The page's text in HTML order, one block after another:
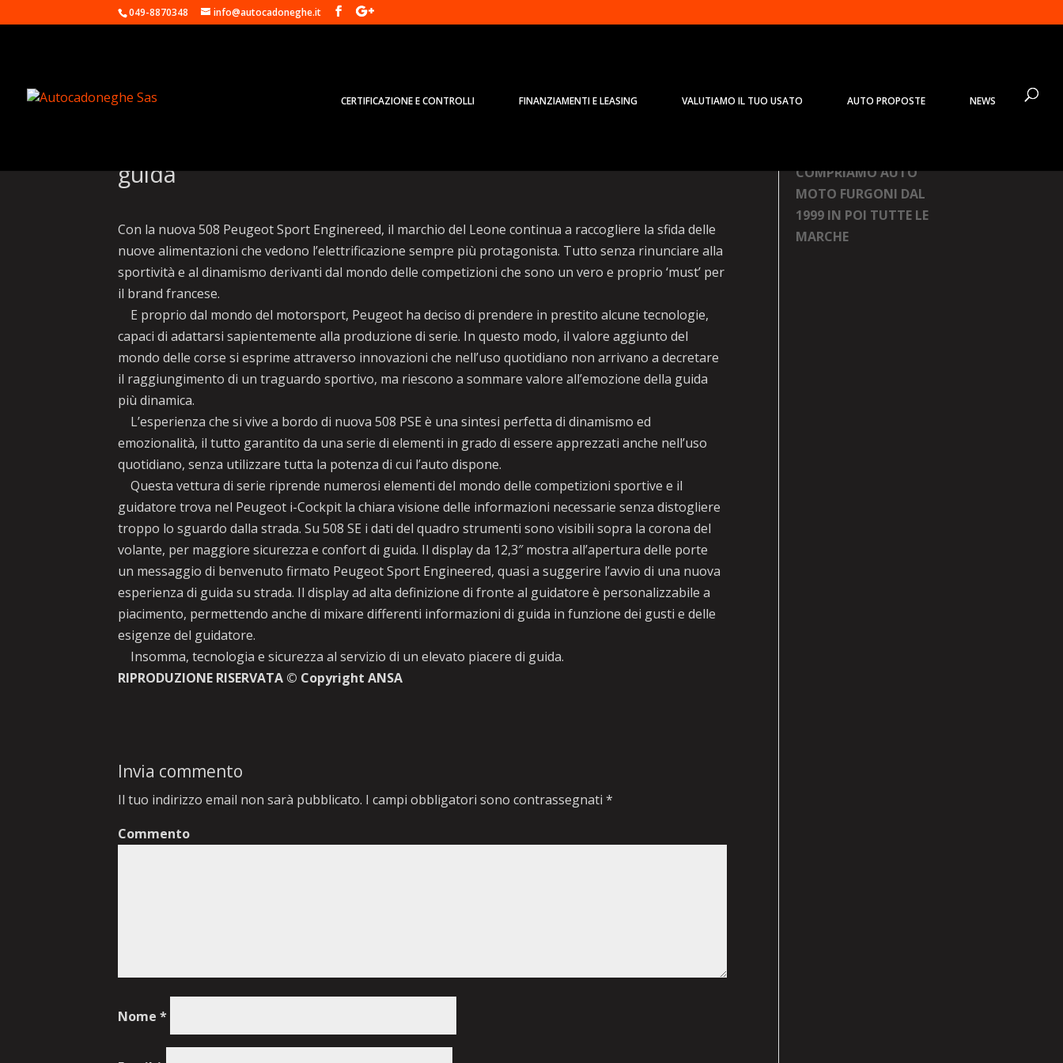
049-8870348 info@autocadoneghe.it
CERTIFICAZIONE E CONTROLLI FINANZIAMENTI E LEASING VALUTIAMO IL TUO USATO AUTO PROPOSTE NEWS
guida
Con la nuova 508 Peugeot Sport Enginereed, il marchio del Leone continua a raccogliere la sfida delle
nuove alimentazioni che vedono l’elettrificazione sempre più protagonista. Tutto senza rinunciare alla
sportività e al dinamismo derivanti dal mondo delle competizioni che sono un vero e proprio ‘must’ per
il brand francese.
E proprio dal mondo del motorsport, Peugeot ha deciso di prendere in prestito alcune tecnologie,
capaci di adattarsi sapientemente alla produzione di serie. In questo modo, il valore aggiunto del
mondo delle corse si esprime attraverso innovazioni che nell’uso quotidiano non arrivano a decretare
il raggiungimento di un traguardo sportivo, ma riescono a sommare valore all’emozione della guida
più dinamica.
L’esperienza che si vive a bordo di nuova 508 PSE è una sintesi perfetta di dinamismo ed
emozionalità, il tutto garantito da una serie di elementi in grado di essere apprezzati anche nell’uso
quotidiano, senza utilizzare tutta la potenza di cui l’auto dispone.
Questa vettura di serie riprende numerosi elementi del mondo delle competizioni sportive e il
guidatore trova nel Peugeot i-Cockpit la chiara visione delle informazioni necessarie senza distogliere
troppo lo sguardo dalla strada. Su 508 SE i dati del quadro strumenti sono visibili sopra la corona del
volante, per maggiore sicurezza e confort di guida. Il display da 12,3″ mostra all’apertura delle porte
un messaggio di benvenuto firmato Peugeot Sport Engineered, quasi a suggerire l’avvio di una nuova
esperienza di guida su strada. Il display ad alta definizione di fronte al guidatore è personalizzabile a
piacimento, permettendo anche di mixare differenti informazioni di guida in funzione dei gusti e delle
esigenze del guidatore.
Insomma, tecnologia e sicurezza al servizio di un elevato piacere di guida.
RIPRODUZIONE RISERVATA © Copyright ANSA
Invia commento
Il tuo indirizzo email non sarà pubblicato. I campi obbligatori sono contrassegnati*
Commento
Nome*
COMPRIAMO AUTO
MOTO FURGONI DAL
1999 IN POI TUTTE LE
MARCHE